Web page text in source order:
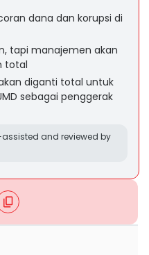
dana dan korupsi di
tapi manajemen akan
total
diganti total untuk
sebagai penggerak
and reviewed by